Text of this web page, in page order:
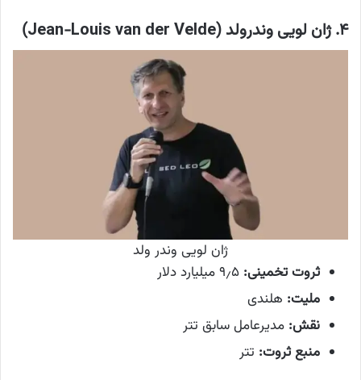
۴. ژان لویی وندرولد (Jean-Louis van der Velde)
ژان لویی وندر ولد
ثروت تخمینی: ۹٫۵ میلیارد دلار
ملیت: هلندی
نقش: مدیرعامل سابق تتر
منبع ثروت: تتر